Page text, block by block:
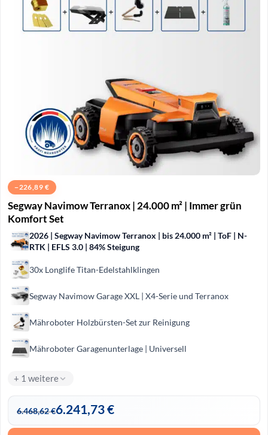
−226,89 €
Segway Navimow Terranox | 24.000 m² | Immer grün
Komfort Set
2026 | Segway Navimow Terranox | bis 24.000 m² | ToF | N-
RTK | EFLS 3.0 | 84% Steigung
30x Longlife Titan-Edelstahlklingen
Segway Navimow Garage XXL | X4-Serie und Terranox
Mähroboter Holzbürsten-Set zur Reinigung
Mähroboter Garagenunterlage | Universell
+ 1 weitere
6.468,62€6.241,73€